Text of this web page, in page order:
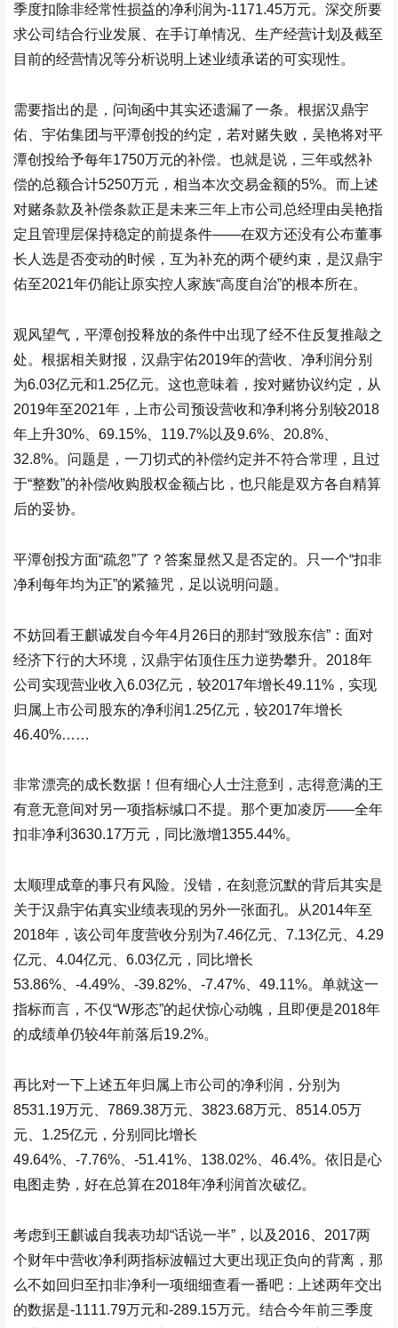
季度扣除非经常性损益的净利润为-1171.45万元。深交所要
求公司结合行业发展、在手订单情况、生产经营计划及截至
目前的经营情况等分析说明上述业绩承诺的可实现性。
需要指出的是，问询函中其实还遗漏了一条。根据汉鼎宇
佑 、宇佑集团与平潭创投的约定，若对赌失败，吴艳将对平
潭创投给予每年1750万元的补偿。也就是说，三年或然补
偿的总额合计5250万元，相当本次交易金额的5%。而上述
对赌条款及补偿条款正是未来三年上市公司总经理由吴艳指
定且管理层保持稳定的前提条件——在双方还没有公布董事
长人选是否变动的时候，互为补充的两个硬约束，是汉鼎宇
佑至2021年仍能让原实控人家族“高度自治”的根本所在。
观风望气，平潭创投释放的条件中出现了经不住反复推敲之
处。根据相关财报，汉鼎宇佑2019年的营收、净利润分别
为6.03亿元和1.25亿元。这也意味着，按对赌协议约定，从
2019年至2021年，上市公司预设营收和净利将分别较2018
年上升30%、69.15%、119.7%以及9.6%、20.8%、
32.8%。问题是，一刀切式的补偿约定并不符合常理，且过
于“整数”的补偿/收购股权金额占比，也只能是双方各自精算
后的妥协。
平潭创投方面“疏忽”了？答案显然又是否定的。只一个“扣非
净利每年均为正”的紧箍咒，足以说明问题。
不妨回看王麒诚发自今年4月26日的那封“致股东信”：面对
经济下行的大环境，汉鼎宇佑顶住压力逆势攀升。2018年
公司实现营业收入6.03亿元，较2017年增长49.11%，实现
归属上市公司股东的净利润1.25亿元，较2017年增长
46.40%……
非常漂亮的成长数据！但有细心人士注意到，志得意满的王
有意无意间对另一项指标缄口不提。那个更加凌厉——全年
扣非净利3630.17万元，同比激增1355.44%。
太顺理成章的事只有风险。没错，在刻意沉默的背后其实是
关于汉鼎宇佑真实业绩表现的另外一张面孔。从2014年至
2018年，该公司年度营收分别为7.46亿元、7.13亿元、4.29
亿元、4.04亿元、6.03亿元，同比增长
53.86%、-4.49%、-39.82%、-7.47%、49.11%。单就这一
指标而言，不仅“W形态”的起伏惊心动魄，且即便是2018年
的成绩单仍较4年前落后19.2%。
再比对一下上述五年归属上市公司的净利润，分别为
8531.19万元、7869.38万元、3823.68万元、8514.05万
元、1.25亿元，分别同比增长
49.64%、-7.76%、-51.41%、138.02%、46.4%。依旧是心
电图走势，好在总算在2018年净利润首次破亿。
考虑到王麒诚自我表功却“话说一半”，以及2016、2017两
个财年中营收净利两指标波幅过大更出现正负向的背离，那
么不如回归至扣非净利一项细细查看一番吧：上述两年交出
的数据是-1111.79万元和-289.15万元。结合今年前三季度